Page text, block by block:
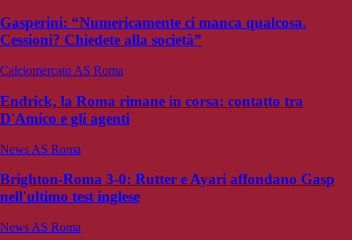
Gasperini: “Numericamente ci manca qualcosa.
Cessioni? Chiedete alla società”
Calciomercato AS Roma
Endrick, la Roma rimane in corsa: contatto tra
D'Amico e gli agenti
News AS Roma
Brighton-Roma 3-0: Rutter e Ayari affondano Gasp
nell'ultimo test inglese
News AS Roma